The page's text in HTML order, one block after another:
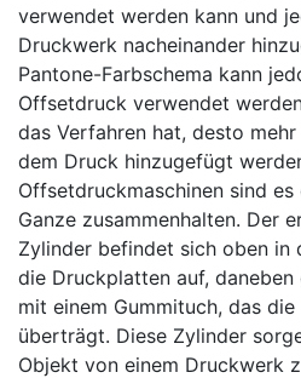
verwendet werden kann und
Druckwerk nacheinander
Pantone-Farbschema kann
Offsetdruck verwendet
das Verfahren hat, desto
dem Druck hinzugefügt
Offsetdruckmaschinen sind
Ganze zusammenhalten. Der
Zylinder befindet sich oben in
die Druckplatten auf,
mit einem Gummituch, das
überträgt. Diese Zylinder
Objekt von einem Druckwerk